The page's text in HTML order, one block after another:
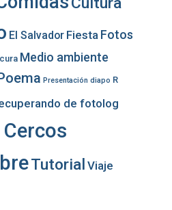
El Salvador Fiesta Fotos
Medio ambiente
Presentación diapo R
de fotolog
Tutorial Viaje